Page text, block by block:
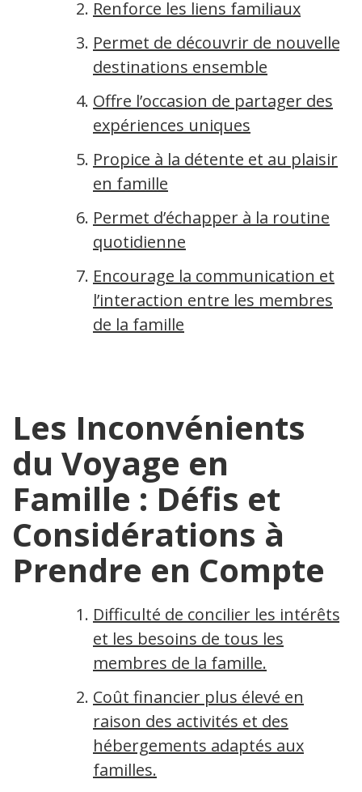
Renforce les liens familiaux
Permet de découvrir de nouvelles
destinations ensemble
Offre l’occasion de partager des
expériences uniques
Propice à la détente et au plaisir
en famille
Permet d’échapper à la routine
quotidienne
Encourage la communication et
l’interaction entre les membres
de la famille
Les Inconvénients
du Voyage en
Famille : Défis et
Considérations à
Prendre en Compte
Difficulté de concilier les intérêts
et les besoins de tous les
membres de la famille.
Coût financier plus élevé en
raison des activités et des
hébergements adaptés aux
familles.